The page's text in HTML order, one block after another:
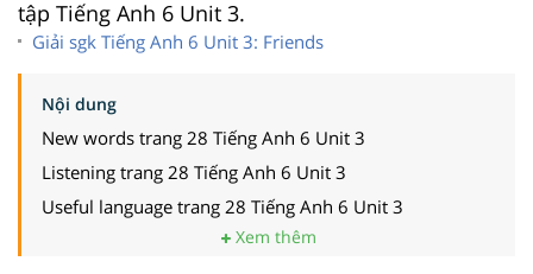
tập Tiếng Anh 6 Unit 3.
Giải sgk Tiếng Anh 6 Unit 3: Friends
Nội dung
New words trang 28 Tiếng Anh 6 Unit 3
Listening trang 28 Tiếng Anh 6 Unit 3
Useful language trang 28 Tiếng Anh 6 Unit 3
Xem thêm